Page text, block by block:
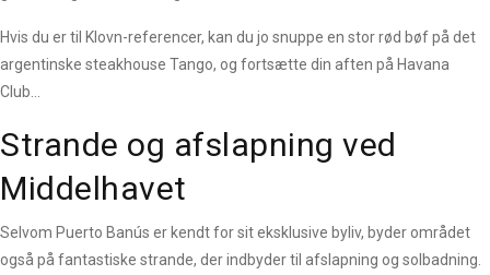
Hvis du er til Klovn-referencer, kan du jo snuppe en stor rød bøf på det
argentinske steakhouse Tango, og fortsætte din aften på Havana
Club…
Strande og afslapning ved
Middelhavet
Selvom Puerto Banús er kendt for sit eksklusive byliv, byder området
også på fantastiske strande, der indbyder til afslapning og solbadning.